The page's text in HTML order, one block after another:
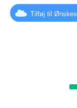
Tilføj til